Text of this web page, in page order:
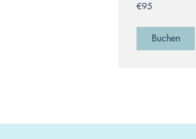
euros
€95
Buchen